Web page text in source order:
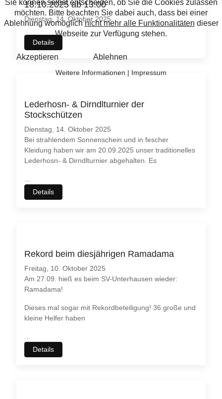
18.10.2025 ab 13:00
Dienstag, 14. Oktober 2025
Details
Lederhosn- & Dirndlturnier der
Stockschützen
Dienstag, 14. Oktober 2025
Bei strahlendem Sonnenschein und in fescher
Kleidung haben wir am 20.09.2025 unser traditionelles
Lederhosn- & Dirndlturnier abgehalten. Es
Details
Rekord beim diesjährigen Ramadama
Freitag, 10. Oktober 2025
Am 27.09. hieß es beim SV-Unterhausen wieder:
Ramadama!
Dieses mal sogar mit Rekordbeteiligung! 36 große und
kleine Helfer haben
Details